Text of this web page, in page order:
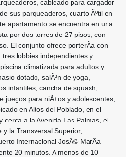
cableado para cargador
sus parqueaderos, cuarto Ãºtil en
apartamento se encuentra en una
por dos torres de 27 pisos, con
El conjunto ofrece porterÃ­a con
lobbies independientes y
climatizada para adultos y
dotado, salÃ³n de yoga,
infantiles, cancha de squash,
juegos para niÃ±os y adolescentes,
en Altos del Poblado, en el
cerca a la Avenida Las Palmas, el
y la Transversal Superior,
Internacional JosÃ© MarÃ­a
20 minutos. A menos de 10